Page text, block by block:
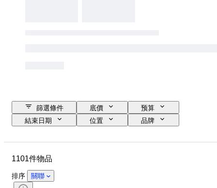
篩選條件 底價
预算
結束日期
位置
品牌
標題
簽名
語言
1101件物品
排序 關聯